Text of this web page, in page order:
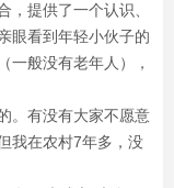
，提供了一个认识、
眼看到年轻小伙子的
一般没有老年人），
。有没有大家不愿意
我在农村7年多，没